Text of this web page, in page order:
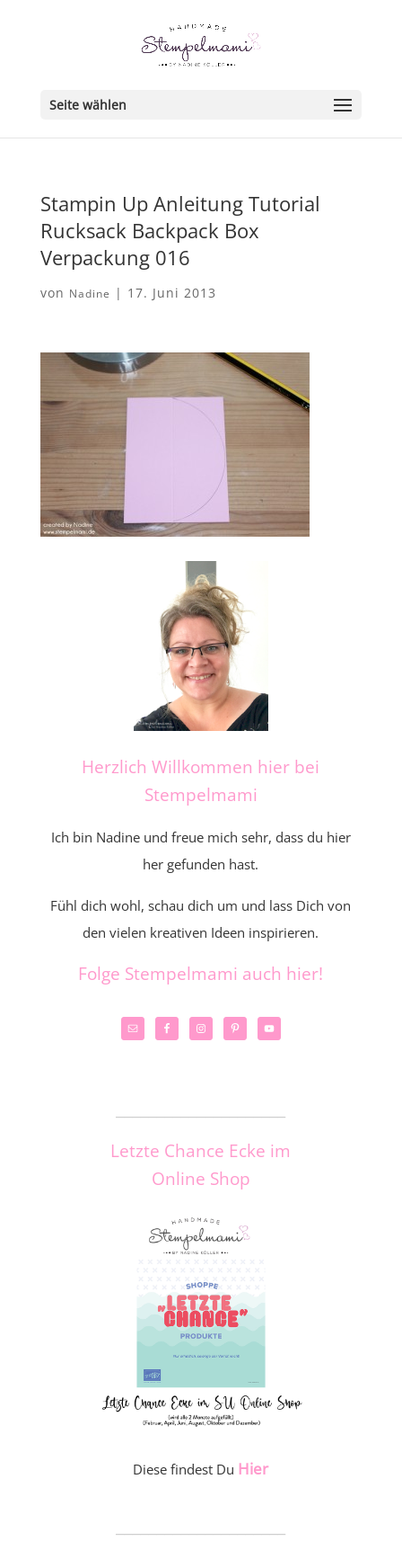
Seite wählen
Stampin Up Anleitung Tutorial
Rucksack Backpack Box
Verpackung 016
von Nadine | 17. Juni 2013
Herzlich Willkommen hier bei
Stempelmami
Ich bin Nadine und freue mich sehr, dass du hier
her gefunden hast.
Fühl dich wohl, schau dich um und lass Dich von
den vielen kreativen Ideen inspirieren.
Folge Stempelmami auch hier!
Letzte Chance Ecke im
Online Shop
Diese findest Du Hier